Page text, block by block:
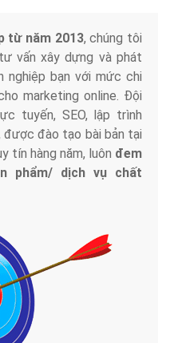
từ năm 2013, chúng tôi
vấn xây dựng và phát
nghiệp bạn với mức chi
marketing online. Đội
tuyến, SEO, lập trình
được đào tạo bài bản tại
tín hàng năm, luôn đem
phẩm/ dịch vụ chất